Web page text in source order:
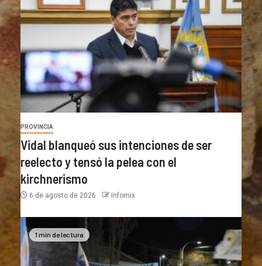
PROVINCIA
Vidal blanqueó sus intenciones de ser
reelecto y tensó la pelea con el
kirchnerismo
6 de agosto de 2026 Infomix
1 min de lectura